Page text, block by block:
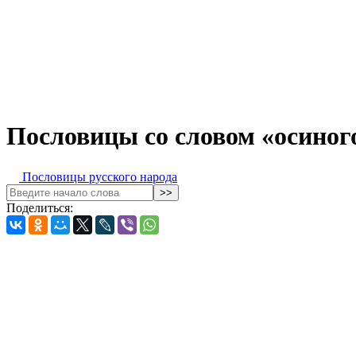
Пословицы со словом
Пословицы русского народа
Поделиться: